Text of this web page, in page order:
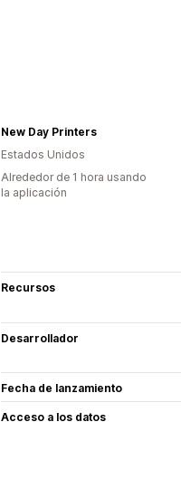
New Day Printers
Estados Unidos
Alrededor de 1 hora usando
la aplicación
Recursos
Desarrollador
Fecha de lanzamiento
Acceso a los datos